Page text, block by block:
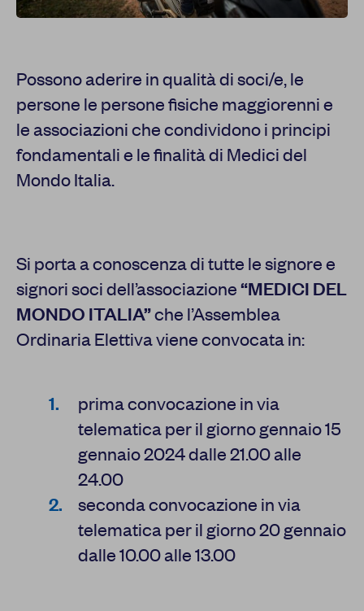
Possono aderire in qualità di soci/e, le
persone le persone fisiche maggiorenni e
le associazioni che condividono i principi
fondamentali e le finalità di Medici del
Mondo Italia.
Si porta a conoscenza di tutte le signore e
signori soci dell’associazione“MEDICI DEL
MONDO ITALIA”che l’Assemblea
Ordinaria Elettiva viene convocata in:
prima convocazione in via
telematica per il giorno gennaio 15
gennaio 2024 dalle 21.00 alle
24.00
seconda convocazione in via
telematica per il giorno 20 gennaio
dalle 10.00 alle 13.00